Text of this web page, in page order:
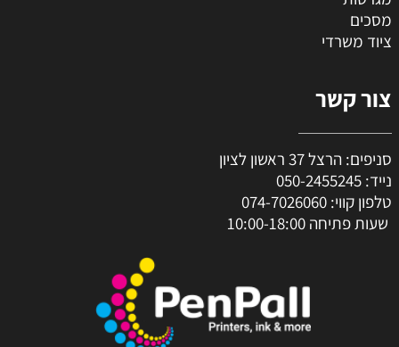
מסכים
ציוד משרדי
צור קשר
סניפים: הרצל 37 ראשון לציון
נייד: 050-2455245
טלפון קווי: 074-7026060
שעות פתיחה 10:00-18:00